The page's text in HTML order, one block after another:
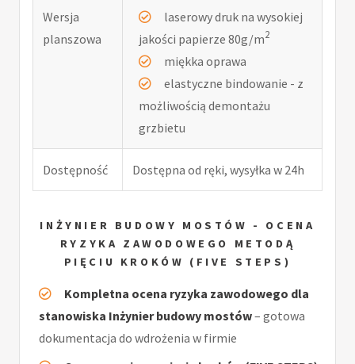
Wersja
planszowa
laserowy druk na wysokiej
jakości papierze 80g/m2
miękka oprawa
elastyczne bindowanie - z
możliwością demontażu
grzbietu
Dostępność Dostępna od ręki, wysyłka w 24h
INŻYNIER BUDOWY MOSTÓW - OCENA
RYZYKA ZAWODOWEGO METODĄ
PIĘCIU KROKÓW (FIVE STEPS)
Kompletna ocena ryzyka zawodowego dla
stanowiska Inżynier budowy mostów– gotowa
dokumentacja do wdrożenia w firmie